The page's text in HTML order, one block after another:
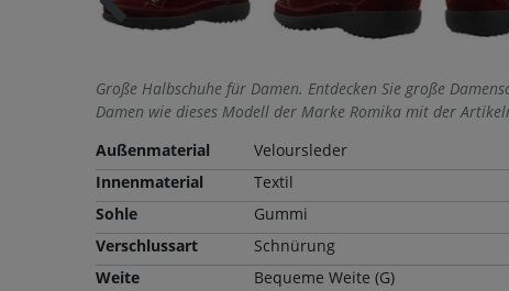
Große Halbschuhe für Damen. Entdecken Sie große
Damen wie dieses Modell der Marke Romika mit der
Außenmaterial
Veloursleder
Innenmaterial
Textil
Sohle
Gummi
Verschlussart
Schnürung
Weite
Bequeme Weite (G)